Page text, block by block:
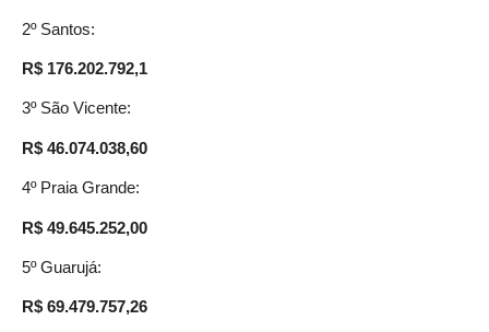
2º Santos:
R$ 176.202.792,1
3º São Vicente:
R$ 46.074.038,60
4º Praia Grande:
R$ 49.645.252,00
5º Guarujá:
R$ 69.479.757,26